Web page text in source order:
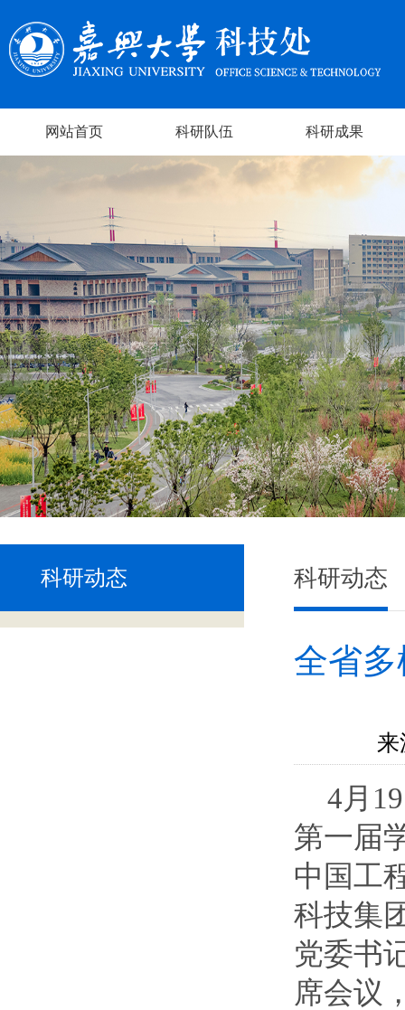
网站首页 科研队伍 科研成果
科研动态 科研动态
全省
4月 19
第一届
中国工
科技集
党委书
席会议